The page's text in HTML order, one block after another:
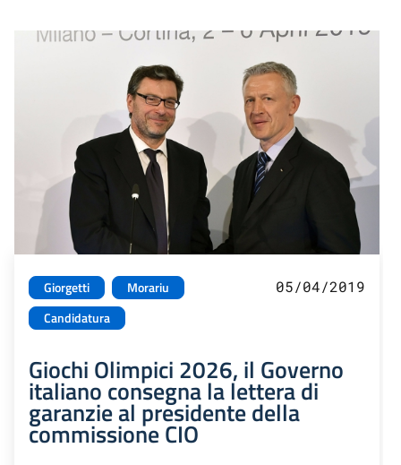
Giorgetti
Morariu
Candidatura
05/04/2019
Giochi Olimpici 2026, il Governo
italiano consegna la lettera di
garanzie al presidente della
commissione CIO